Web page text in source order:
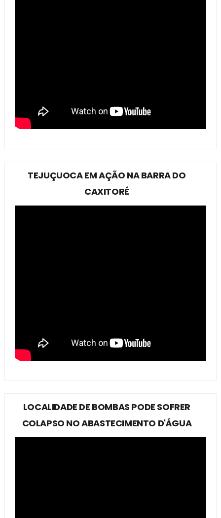
TEJUÇUOCA EM AÇÃO NA BARRA DO
CAXITORÉ
LOCALIDADE DE BOMBAS PODE SOFRER
COLAPSO NO ABASTECIMENTO D'ÁGUA